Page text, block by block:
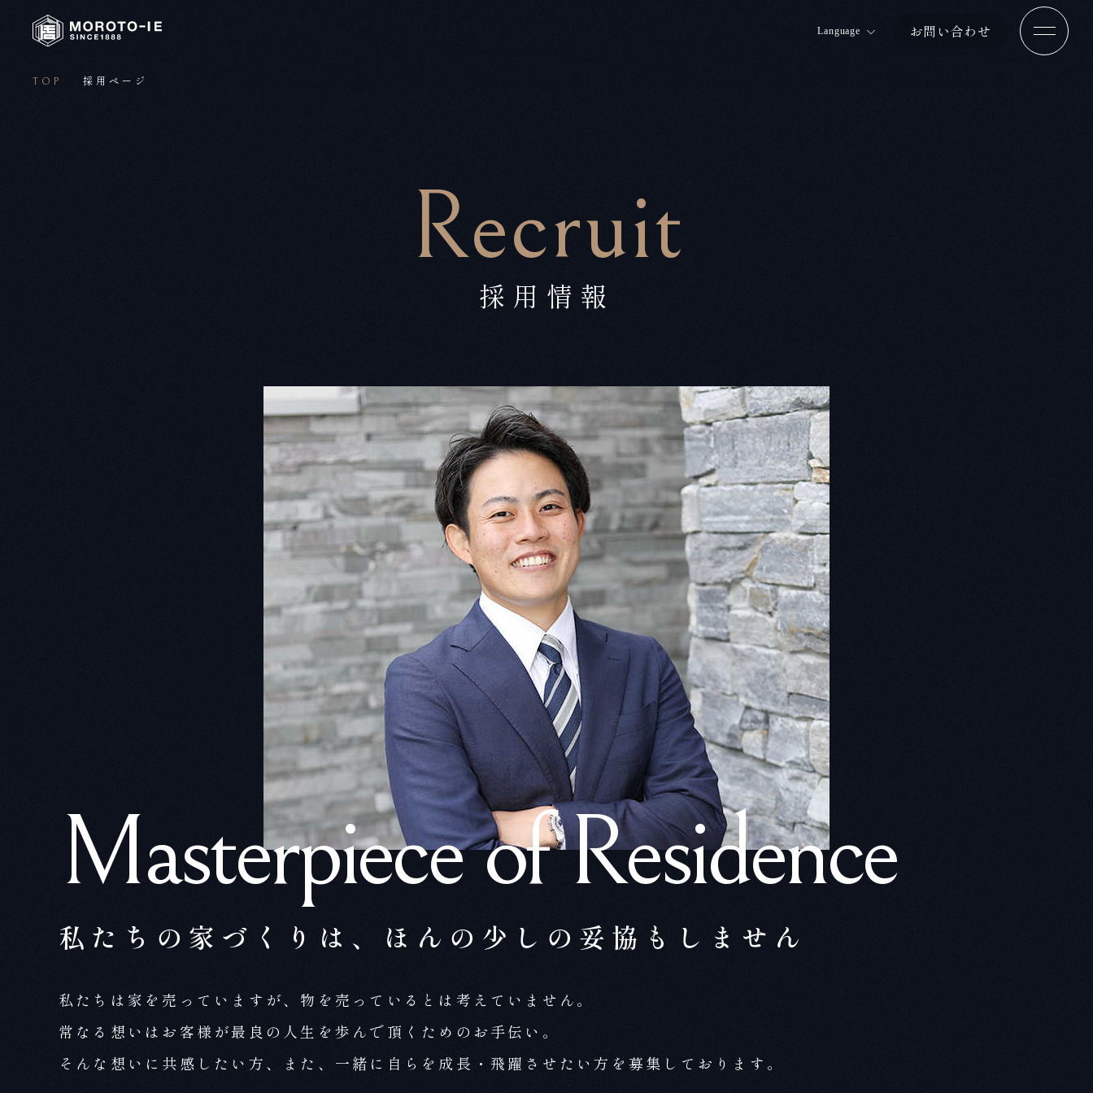
Language お問い合わせ
TOP 採用ページ
Recruit
採用情報
Masterpieceof Residence
私たちの家づくりは、 ほんの少しの妥協もしません
私たちは家を売っていますが、物を売っているとは考えていません。
常なる想いはお客様が最良の人生を歩んで頂くためのお手伝い。
そんな想いに共感したい方、また、一緒に自らを成長・飛躍させたい方を募集しております。